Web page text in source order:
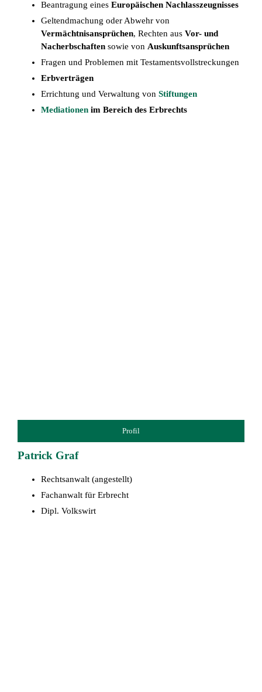
Beantragung eines Europäischen Nachlasszeugnisses
Geltendmachung oder Abwehr von
Vermächtnisansprüchen, Rechten aus Vor- und
Nacherbschaftensowie von Auskunftsansprüchen
Fragen und Problemen mit Testamentsvollstreckungen
Erbverträgen
Errichtung und Verwaltung von Stiftungen
Mediationenim Bereich des Erbrechts
Profil
Patrick Graf
Rechtsanwalt (angestellt)
Fachanwalt für Erbrecht
Dipl. Volkswirt